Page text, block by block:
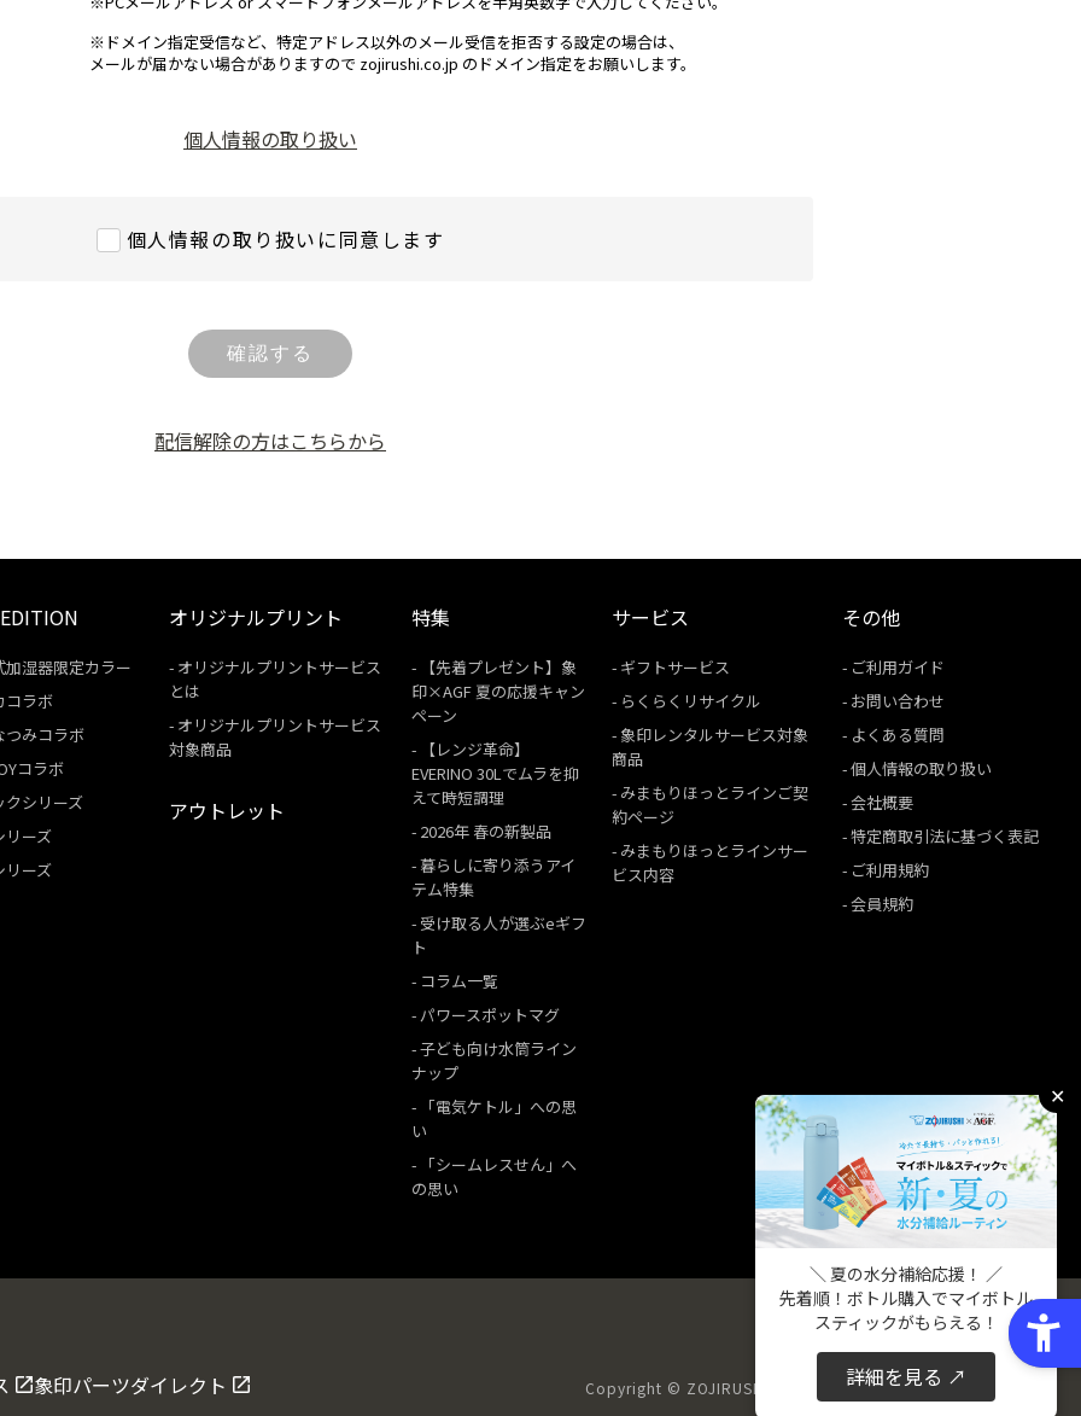
※ドメイン指定受信など、特定アドレス以外のメール受信を拒否する設定の場合は、
メールが届かない場合がありますので zojirushi.co.jp のドメイン指定をお願いします。
個人情報の取り扱い
個人情報の取り扱いに同意します
確認する
配信解除の方はこちらから
加湿器限定カラー
コラボ
つみコラボ
コラボ
クシリーズ
リーズ
リーズ
オリジナルプリント
オリジナルプリントサービス
とは
オリジナルプリントサービス
対象商品
アウトレット
特集
【先着プレゼント】象
印×AGF 夏の応援キャン
ペーン
【レンジ革命】
EVERINO 30Lでムラを抑
えて時短調理
2026年 春の新製品
暮らしに寄り添うアイ
テム特集
受け取る人が選ぶeギフ
ト
コラム一覧
パワースポットマグ
子ども向け水筒ライン
ナップ
「電気ケトル」への思
い
「シームレスせん」へ
の思い
サービス
ギフトサービス
らくらくリサイクル
象印レンタルサービス対象
商品
みまもりほっとラインご契
約ページ
みまもりほっとラインサー
ビス内容
その他
ご利用ガイド
お問い合わせ
よくある質問
個人情報の取り扱い
会社概要
特定商取引法に基づく表記
ご利用規約
会員規約
象印パーツダイレクト Copyright © ZOJIRUSHI CORPORATION. All Rights Reserved
✕
＼ 夏の水分補給応援！ ／
先着順！ボトル購入でマイボトル
スティックがもらえる！
詳細を見る ↗